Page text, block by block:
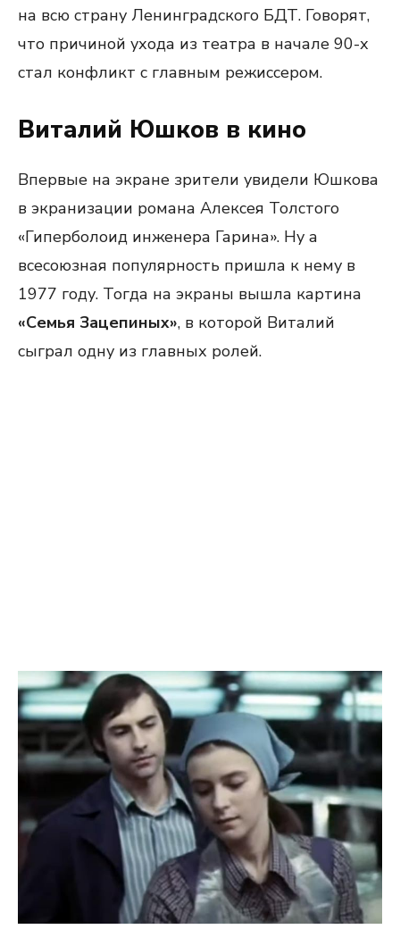
на всю страну Ленинградского БДТ. Говорят,
что причиной ухода из театра в начале 90-х
стал конфликт с главным режиссером.
Виталий Юшков в кино
Впервые на экране зрители увидели Юшкова
в экранизации романа Алексея Толстого
«Гиперболоид инженера Гарина». Ну а
всесоюзная популярность пришла к нему в
1977 году. Тогда на экраны вышла картина
«Семья Зацепиных», в которой Виталий
сыграл одну из главных ролей.